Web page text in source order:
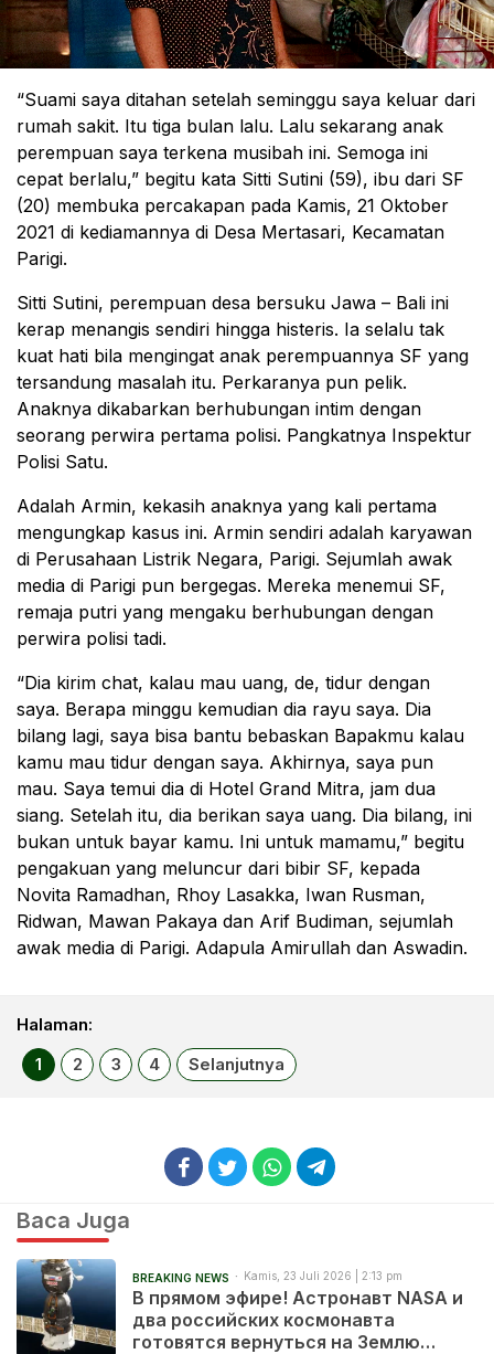
“Suami saya ditahan setelah seminggu saya keluar dari
rumah sakit. Itu tiga bulan lalu. Lalu sekarang anak
perempuan saya terkena musibah ini. Semoga ini
cepat berlalu,” begitu kata Sitti Sutini (59), ibu dari SF
(20) membuka percakapan pada Kamis, 21 Oktober
2021 di kediamannya di Desa Mertasari, Kecamatan
Parigi.
Sitti Sutini, perempuan desa bersuku Jawa – Bali ini
kerap menangis sendiri hingga histeris. Ia selalu tak
kuat hati bila mengingat anak perempuannya SF yang
tersandung masalah itu. Perkaranya pun pelik.
Anaknya dikabarkan berhubungan intim dengan
seorang perwira pertama polisi. Pangkatnya Inspektur
Polisi Satu.
Adalah Armin, kekasih anaknya yang kali pertama
mengungkap kasus ini. Armin sendiri adalah karyawan
di Perusahaan Listrik Negara, Parigi. Sejumlah awak
media di Parigi pun bergegas. Mereka menemui SF,
remaja putri yang mengaku berhubungan dengan
perwira polisi tadi.
“Dia kirim chat, kalau mau uang, de, tidur dengan
saya. Berapa minggu kemudian dia rayu saya. Dia
bilang lagi, saya bisa bantu bebaskan Bapakmu kalau
kamu mau tidur dengan saya. Akhirnya, saya pun
mau. Saya temui dia di Hotel Grand Mitra, jam dua
siang. Setelah itu, dia berikan saya uang. Dia bilang, ini
bukan untuk bayar kamu. Ini untuk mamamu,” begitu
pengakuan yang meluncur dari bibir SF, kepada
Novita Ramadhan, Rhoy Lasakka, Iwan Rusman,
Ridwan, Mawan Pakaya dan Arif Budiman, sejumlah
awak media di Parigi. Adapula Amirullah dan Aswadin.
Halaman:
1
2 3 4 Selanjutnya
Baca Juga
BREAKING NEWS Kamis, 23 Juli 2026 | 2:13 pm
В прямом эфире! Астронавт NASA и
два российских космонавта
готовятся вернуться на Землю